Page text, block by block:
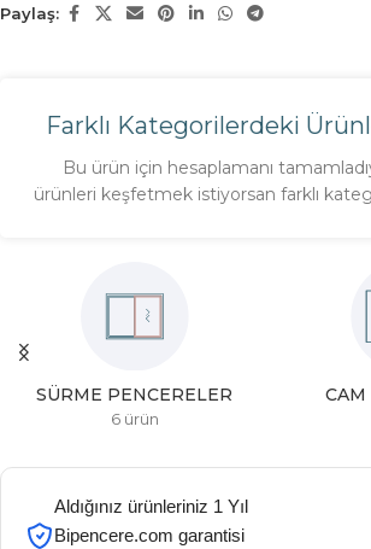
Paylaş:
Farklı Kategorilerdeki
Bu ürün için hesaplamanı
ürünleri keşfetmek istiyorsan farklı
SÜRME PENCERELER
6 ürün
CAM
Aldığınız ürünleriniz 1 Yıl
Bipencere.com garantisi